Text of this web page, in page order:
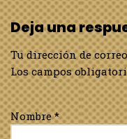
Deja una
Tu dirección de
Los campos
Nombre*